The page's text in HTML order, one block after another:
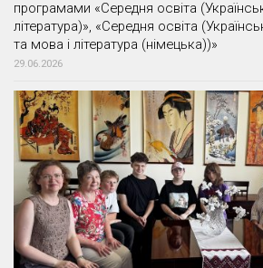
програмами «Середня освіта
література)», «Середня освіта
та мова і література (німецька))»
29.06.2026